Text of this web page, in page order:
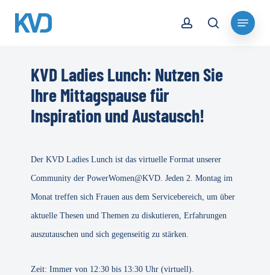
search
Menu
KVD Ladies Lunch: Nutzen Sie
Ihre Mittagspause für
Inspiration und Austausch!
Der KVD Ladies Lunch ist das virtuelle Format unserer
Community der PowerWomen@KVD. Jeden 2. Montag im
Monat treffen sich Frauen aus dem Servicebereich, um über
aktuelle Thesen und Themen zu diskutieren, Erfahrungen
auszutauschen und sich gegenseitig zu stärken.
Zeit: Immer von 12:30 bis 13:30 Uhr (virtuell).
Close